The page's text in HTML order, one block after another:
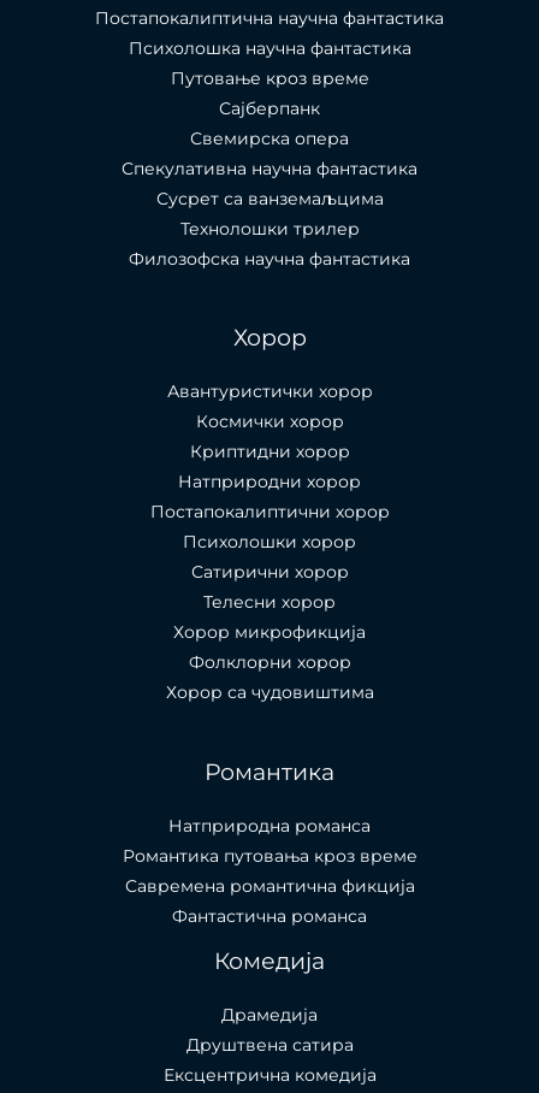
Постапокалиптична научна фантастика
Психолошка научна фантастика
Путовање кроз време
Сајберпанк
Свемирска опера
Спекулативна научна фантастика
Сусрет са ванземаљцима
Технолошки трилер
Филозофска научна фантастика
Хорор
Авантуристички хорор
Космички хорор
Криптидни хорор
Натприродни хорор
Постапокалиптични хорор
Психолошки хорор
Сатирични хорор
Телесни хорор
Хорор микрофикција
Фолклорни хорор
Хорор са чудовиштима
Романтика
Натприродна романса
Романтика путовања кроз време
Савремена романтична фикција
Фантастична романса
Комедија
Драмедија
Друштвена сатира
Ексцентрична комедија